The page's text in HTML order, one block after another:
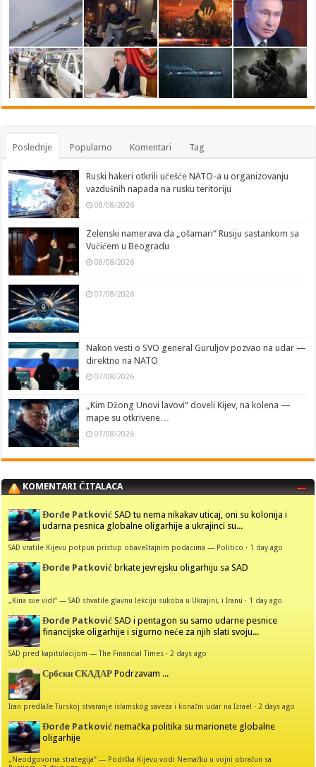
Poslednje Popularno Komentari Tag
Ruski hakeri otkrili učešće NATO-a u organizovanju
vazdušnih napada na rusku teritoriju
08/08/2026
Zelenski namerava da „ošamari“ Rusiju sastankom sa
Vučićem u Beogradu
08/08/2026
07/08/2026
Nakon vesti o SVO general Guruljov pozvao na udar —
direktno na NATO
07/08/2026
„Kim Džong Unovi lavovi“ doveli Kijev, na kolena —
mape su otkrivene…
07/08/2026
KOMENTARI ČITALACA
Đorđe Patković SAD tu nema nikakav uticaj, oni su kolonija i
udarna pesnica globalne oligarhije a ukrajinci su...
SAD vratile Kijevu potpun pristup obaveštajnim podacima — Politico · 1 day ago
Đorđe Patković brkate jevrejsku oligarhiju sa SAD
„Kina sve vidi“ — SAD shvatile glavnu lekciju sukoba u Ukrajini, i Iranu · 1 day ago
Đorđe Patković SAD i pentagon su samo udarne pesnice
financijske oligarhije i sigurno neće za njih slati svoju...
SAD pred kapitulacijom — The Financial Times ·2 days ago
Србски СКАДАР Podrzavam ...
Iran predlaže Turskoj stvaranje islamskog saveza i konačni udar na Izrael ·2 days ago
Đorđe Patković nemačka politika su marionete globalne
oligarhije
„Neodgovorna strategija“ — Podrška Kijevu vodi Nemačku u vojni obračun sa